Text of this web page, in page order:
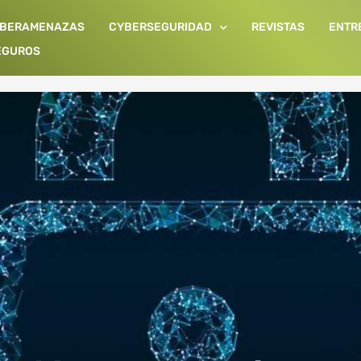
CYBERSEGURIDAD REVISTAS